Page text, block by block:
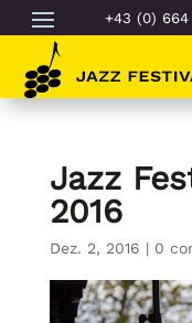
+43 (0) 664
Jazz
2016
Dez. 2, 2016 | 0